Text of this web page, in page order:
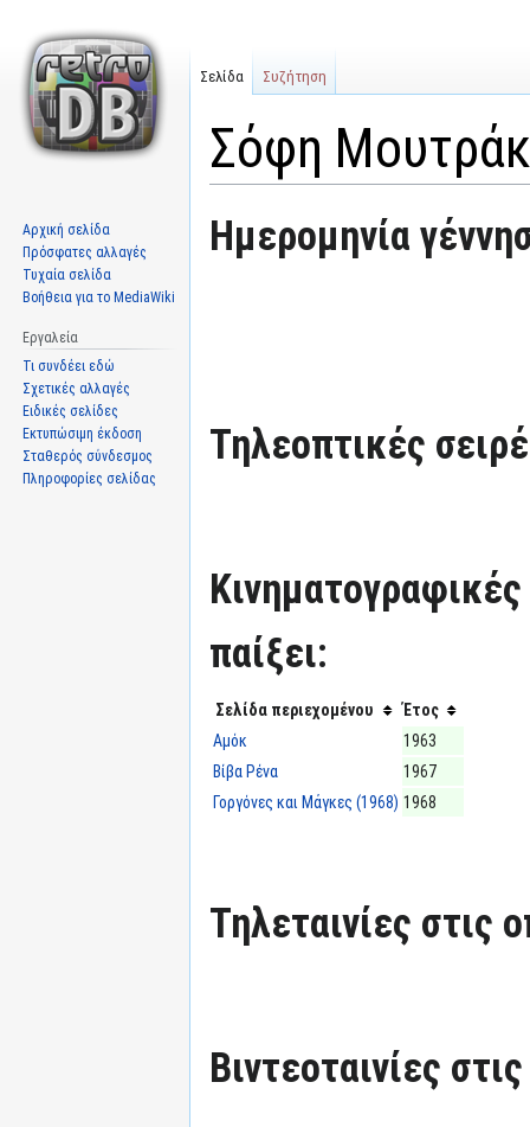
Σόφη
Μετάβαση
στην
Πήδηση
στην
Ημερομηνία
Τηλεοπτικές
Κινηματογραφικές
παίξει:
Σελίδα περιεχομένου
Έτος
Αμόκ
1963
Βίβα Ρένα
1967
Γοργόνες και Μάγκες (1968) 1968
Τηλεταινίες στις
Βιντεοταινίες
Σελίδα Συζήτηση
Αρχική σελίδα
Πρόσφατες αλλαγές
Τυχαία σελίδα
Βοήθεια για το MediaWiki
Εργαλεία
Τι συνδέει εδώ
Σχετικές αλλαγές
Ειδικές σελίδες
Εκτυπώσιμη έκδοση
Σταθερός σύνδεσμος
Πληροφορίες σελίδας